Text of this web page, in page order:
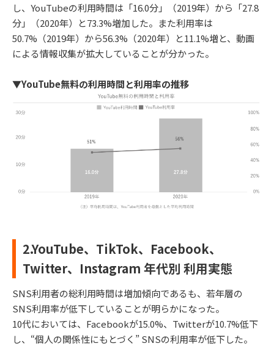
し、YouTubeの利用時間は「16.0分」（2019年）から「27.8
分」（2020年）と73.3%増加した。また利用率は
50.7%（2019年）から56.3%（2020年）と11.1%増と、動画
による情報収集が拡大していることが分かった。
▼YouTube無料の利用時間と利用率の推移
2.YouTube、TikTok、Facebook、
Twitter、Instagram 年代別 利用実態
SNS利用者の総利用時間は増加傾向であるも、若年層の
SNS利用率が低下していることが明らかになった。
10代においては、Facebookが15.0%、Twitterが10.7%低下
し、“個人の関係性にもとづく” SNSの利用率が低下した。